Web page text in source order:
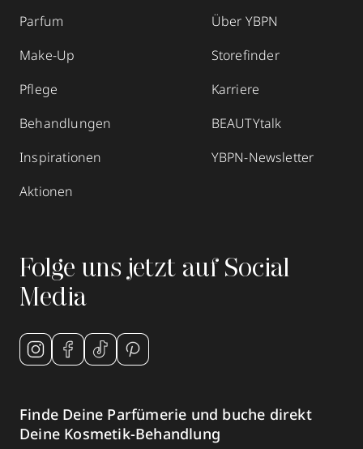
Parfum
Make-Up
Pflege
Behandlungen
Inspirationen
Aktionen
Über YBPN
Storefinder
Karriere
BEAUTYtalk
YBPN-Newsletter
Folge uns jetzt auf Social
Media
Finde Deine Parfümerie und buche direkt
Deine Kosmetik-Behandlung